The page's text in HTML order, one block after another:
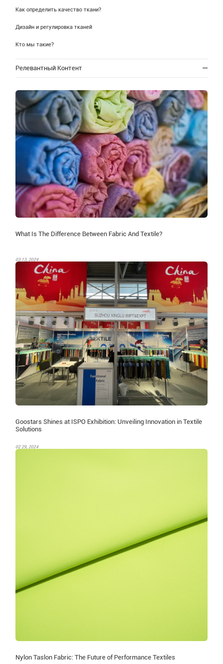
Как определить качество ткани?
Дизайн и регулировка тканей
Кто мы такие?
Релевантный Контент
What Is The Difference Between Fabric And Textile?
03 13, 2024
Goostars Shines at ISPO Exhibition: Unveiling Innovation in Textile
Solutions
02 29, 2024
Nylon Taslon Fabric: The Future of Performance Textiles